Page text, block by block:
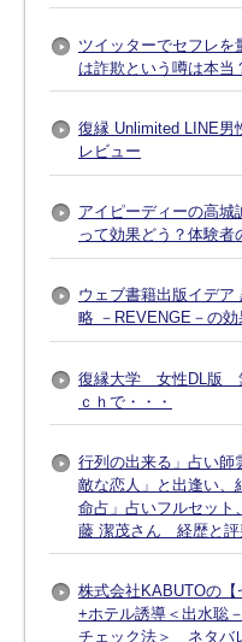
ツイッターでセフレを
は詐欺という噂は本当
復縁 Unlimited LINE
レビュー
アイピーディーの高城
って効果どう？体験者
ウェブ書籍出版イデ
略 －REVENGE－の効
復縁大学 女性DL版
ｃｈで・・・
行列の出来る」占い師
敵な恋人」と出逢い、
命占」占いフルセット
藤 潔茂さん 経歴と評
株式会社KABUTOの
+ホテル誘導＜出水聡
チェック法＞ ネタバ